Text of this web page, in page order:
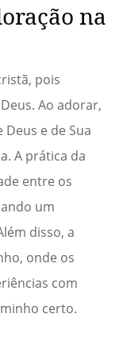
na
pois
Ao adorar,
e de Sua
A prática da
entre os
um
disso, a
onde os
com
certo.